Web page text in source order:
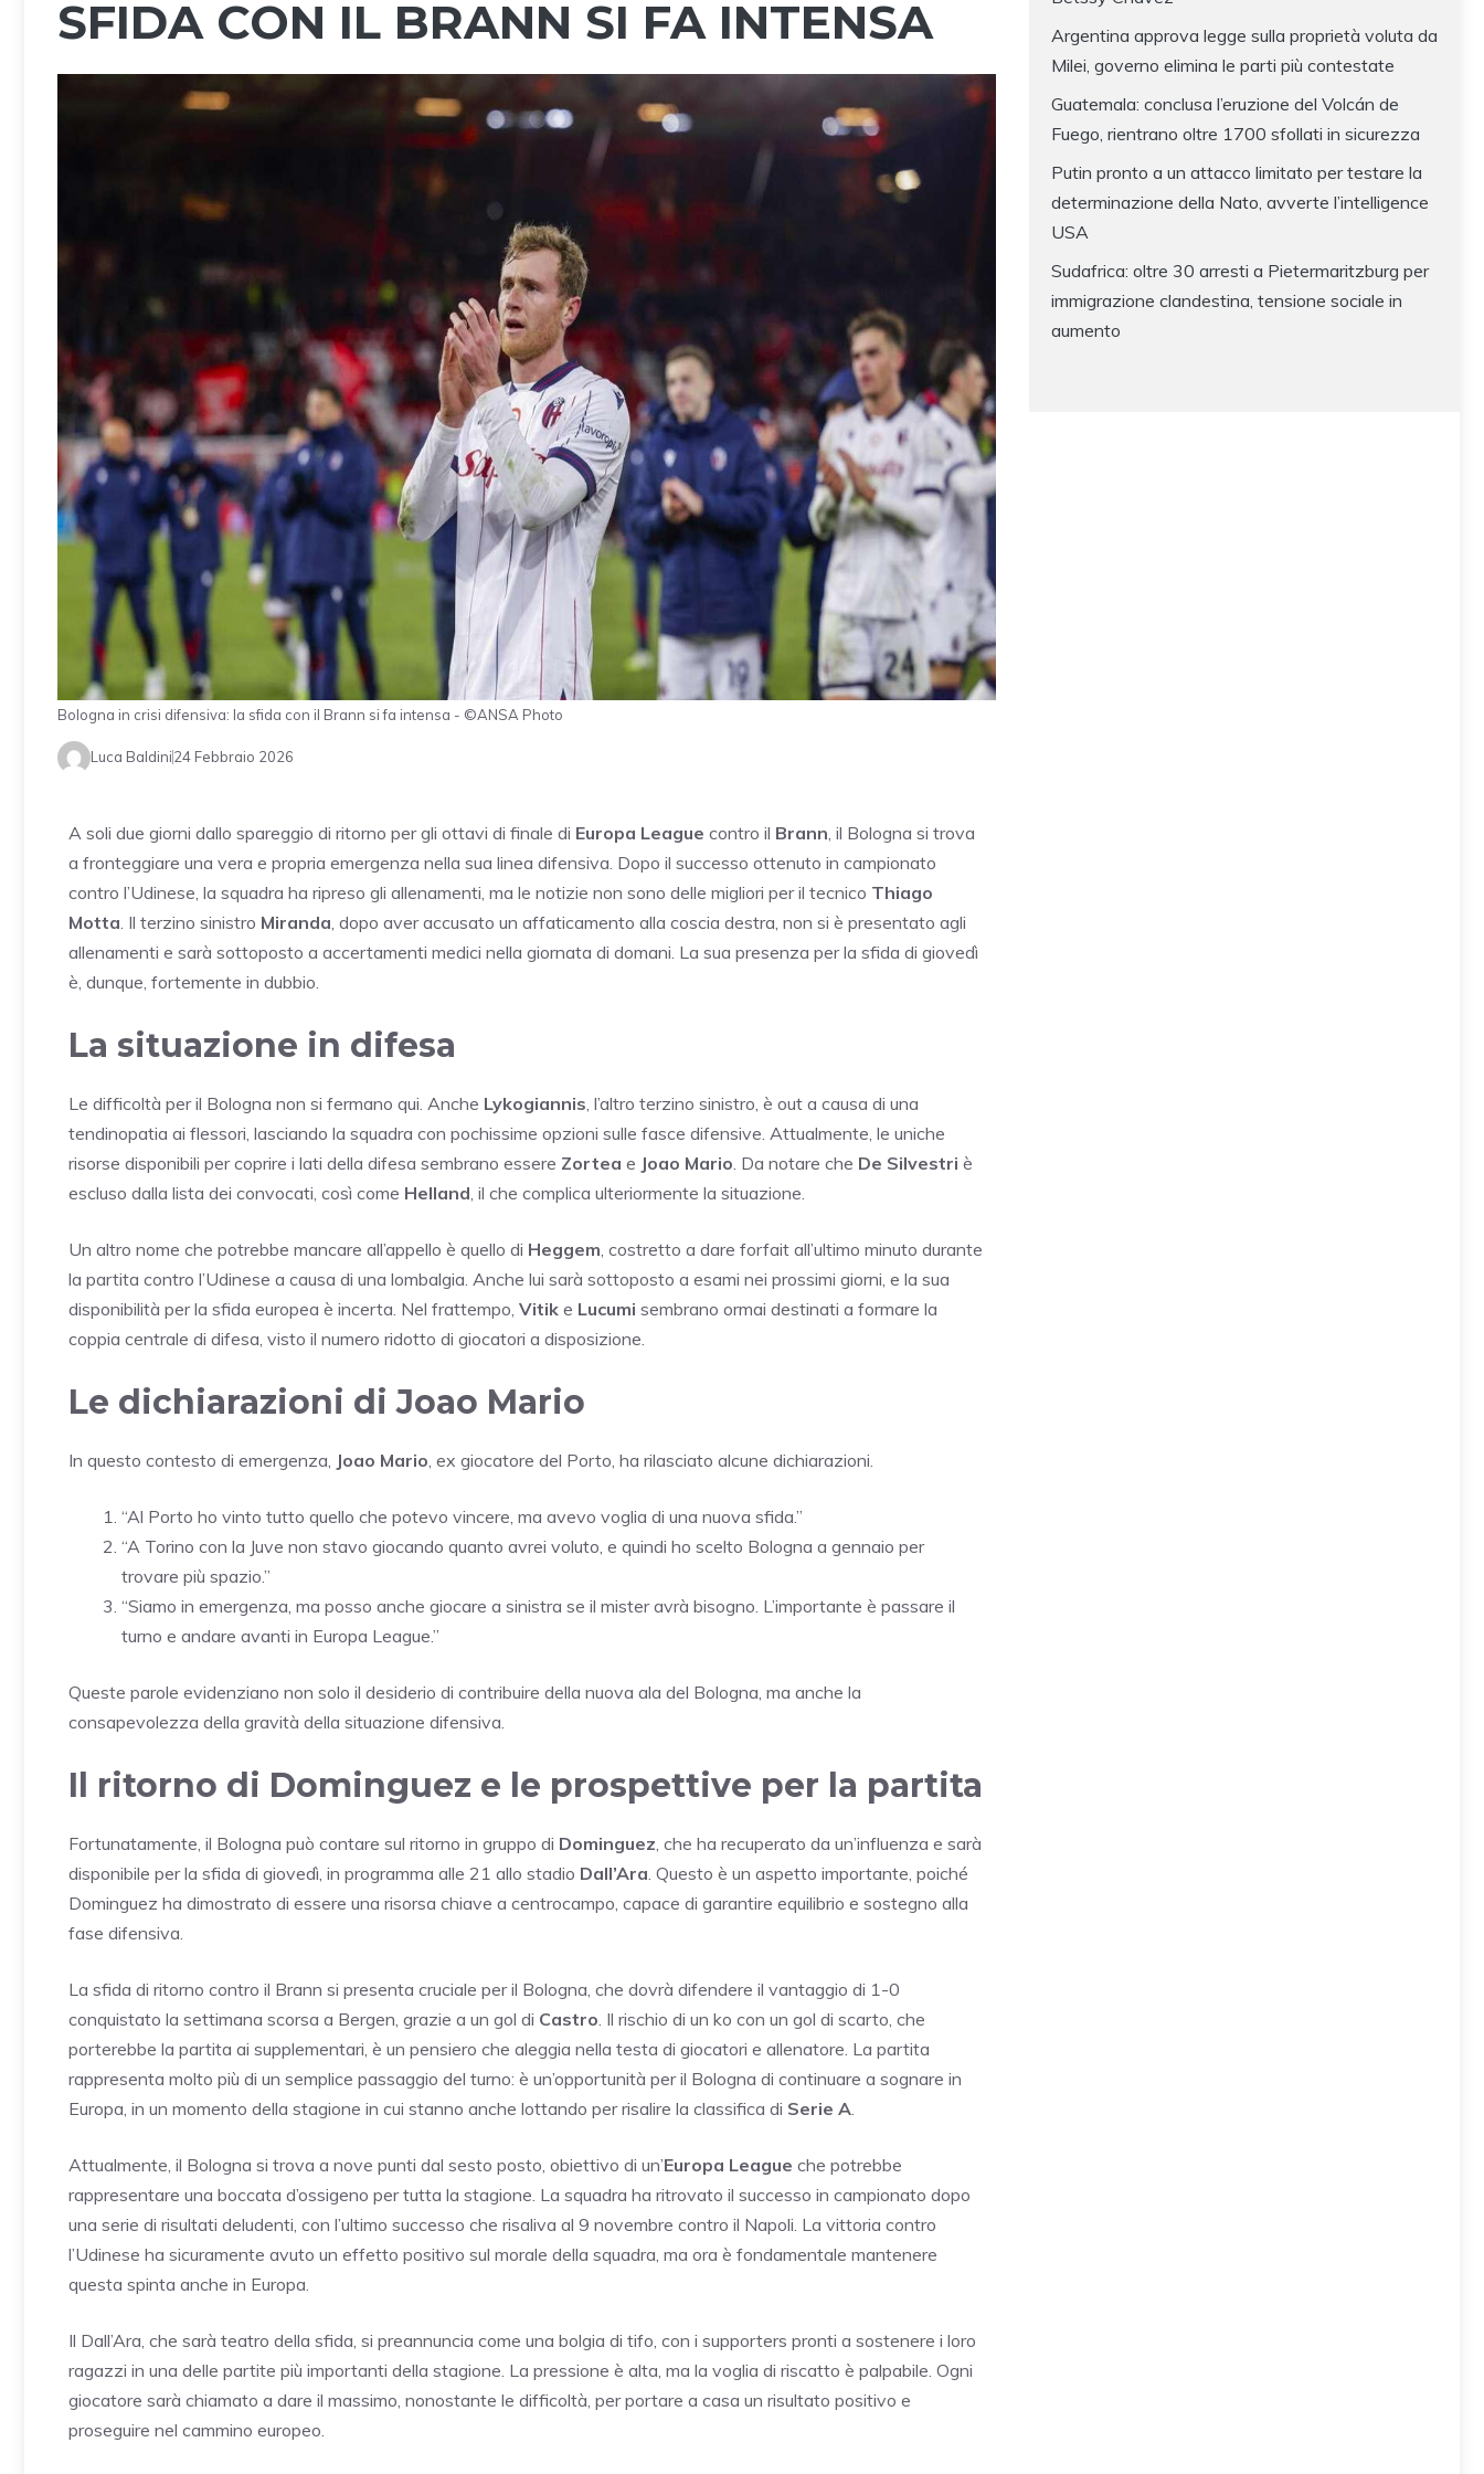
SFIDA CON IL BRANN SI FA INTENSA
Bologna in crisi difensiva: la sfida con il Brann si fa intensa - ©ANSA Photo
Luca Baldini24 Febbraio 2026
A soli due giorni dallo spareggio di ritorno per gli ottavi di finale di Europa League contro il Brann , il Bologna si trova
a fronteggiare una vera e propria emergenza nella sua linea difensiva. Dopo il successo ottenuto in campionato
contro l’Udinese, la squadra ha ripreso gli allenamenti, ma le notizie non sono delle migliori per il tecnico Thiago
Motta . Il terzino sinistro Miranda , dopo aver accusato un affaticamento alla coscia destra, non si è presentato agli
allenamenti e sarà sottoposto a accertamenti medici nella giornata di domani. La sua presenza per la sfida di giovedì
è, dunque, fortemente in dubbio.
La situazione in difesa
Le difficoltà per il Bologna non si fermano qui. Anche Lykogiannis , l’altro terzino sinistro, è out a causa di una
tendinopatia ai flessori, lasciando la squadra con pochissime opzioni sulle fasce difensive. Attualmente, le uniche
risorse disponibili per coprire i lati della difesa sembrano essere Zortea e Joao Mario . Da notare che De Silvestri è
escluso dalla lista dei convocati, così come Helland , il che complica ulteriormente la situazione.
Un altro nome che potrebbe mancare all’appello è quello di Heggem , costretto a dare forfait all’ultimo minuto durante
la partita contro l’Udinese a causa di una lombalgia. Anche lui sarà sottoposto a esami nei prossimi giorni, e la sua
disponibilità per la sfida europea è incerta. Nel frattempo, Vitik e Lucumi sembrano ormai destinati a formare la
coppia centrale di difesa, visto il numero ridotto di giocatori a disposizione.
Le dichiarazioni di Joao Mario
In questo contesto di emergenza, Joao Mario , ex giocatore del Porto, ha rilasciato alcune dichiarazioni.
“Al Porto ho vinto tutto quello che potevo vincere, ma avevo voglia di una nuova sfida.”
“A Torino con la Juve non stavo giocando quanto avrei voluto, e quindi ho scelto Bologna a gennaio per
trovare più spazio.”
“Siamo in emergenza, ma posso anche giocare a sinistra se il mister avrà bisogno. L’importante è passare il
turno e andare avanti in Europa League.”
Queste parole evidenziano non solo il desiderio di contribuire della nuova ala del Bologna, ma anche la
consapevolezza della gravità della situazione difensiva.
Il ritorno di Dominguez e le prospettive per la partita
Fortunatamente, il Bologna può contare sul ritorno in gruppo di Dominguez , che ha recuperato da un’influenza e sarà
disponibile per la sfida di giovedì, in programma alle 21 allo stadio Dall’Ara . Questo è un aspetto importante, poiché
Dominguez ha dimostrato di essere una risorsa chiave a centrocampo, capace di garantire equilibrio e sostegno alla
fase difensiva.
La sfida di ritorno contro il Brann si presenta cruciale per il Bologna, che dovrà difendere il vantaggio di 1-0
conquistato la settimana scorsa a Bergen, grazie a un gol di Castro . Il rischio di un ko con un gol di scarto, che
porterebbe la partita ai supplementari, è un pensiero che aleggia nella testa di giocatori e allenatore. La partita
rappresenta molto più di un semplice passaggio del turno: è un’opportunità per il Bologna di continuare a sognare in
Europa, in un momento della stagione in cui stanno anche lottando per risalire la classifica di Serie A
Attualmente, il Bologna si trova a nove punti dal sesto posto, obiettivo di un’Europa League che potrebbe
rappresentare una boccata d’ossigeno per tutta la stagione. La squadra ha ritrovato il successo in campionato dopo
una serie di risultati deludenti, con l’ultimo successo che risaliva al 9 novembre contro il Napoli. La vittoria contro
l’Udinese ha sicuramente avuto un effetto positivo sul morale della squadra, ma ora è fondamentale mantenere
questa spinta anche in Europa.
Il Dall’Ara, che sarà teatro della sfida, si preannuncia come una bolgia di tifo, con i supporters pronti a sostenere i loro
ragazzi in una delle partite più importanti della stagione. La pressione è alta, ma la voglia di riscatto è palpabile. Ogni
giocatore sarà chiamato a dare il massimo, nonostante le difficoltà, per portare a casa un risultato positivo e
proseguire nel cammino europeo.
Argentina approva legge sulla proprietà voluta da
Milei, governo elimina le parti più contestate
Guatemala: conclusa l’eruzione del Volcán de
Fuego, rientrano oltre 1700 sfollati in sicurezza
Putin pronto a un attacco limitato per testare la
determinazione della Nato, avverte l’intelligence
USA
Sudafrica: oltre 30 arresti a Pietermaritzburg per
immigrazione clandestina, tensione sociale in
aumento